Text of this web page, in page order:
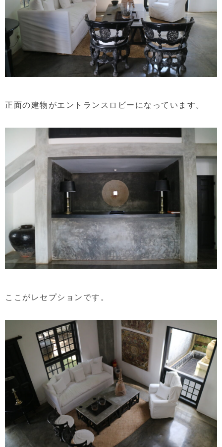
正面の建物がエントランスロビーになっています。
ここがレセプションです。